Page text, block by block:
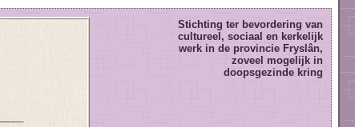
Stichting ter bevordering van
cultureel, sociaal en kerkelijk
werk in de provincie Fryslân,
zoveel mogelijk in
doopsgezinde kring